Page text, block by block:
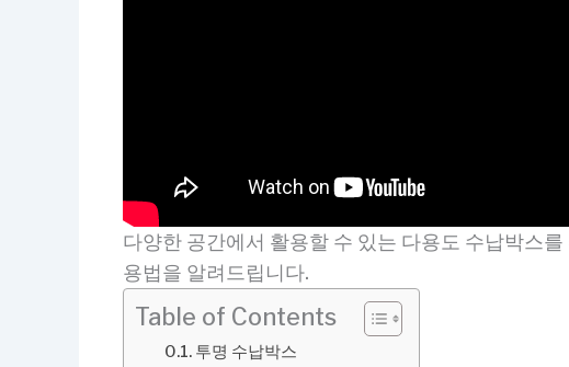
다양한 공간에서 활용할 수 있는 다용도 수납박스
용법을 알려드립니다.
Table of Contents
투명 수납박스